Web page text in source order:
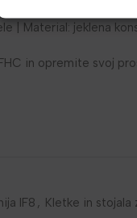
1175 x 1815 x 2090
| Material: jeklena
in opremite svoj
IF8 , Kletke in stojala